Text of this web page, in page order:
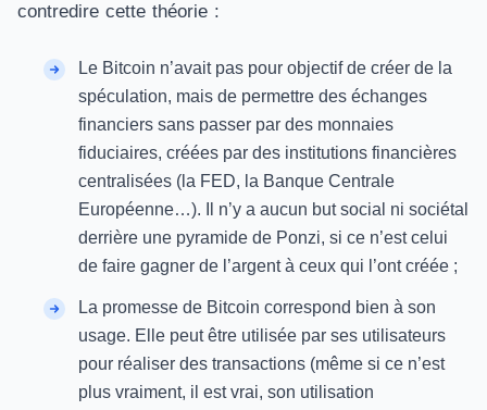
contredire cette théorie :
Le Bitcoin n’avait pas pour objectif de créer de la
spéculation, mais de permettre des échanges
financiers sans passer par des monnaies
fiduciaires, créées par des institutions financières
centralisées (la FED, la Banque Centrale
Européenne…). Il n’y a aucun but social ni sociétal
derrière une pyramide de Ponzi, si ce n’est celui
de faire gagner de l’argent à ceux qui l’ont créée ;
La promesse de Bitcoin correspond bien à son
usage. Elle peut être utilisée par ses utilisateurs
pour réaliser des transactions (même si ce n’est
plus vraiment, il est vrai, son utilisation